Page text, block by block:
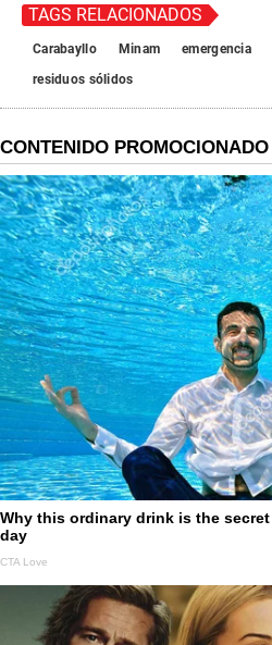
TAGS RELACIONADOS
Carabayllo Minam emergencia
residuos sólidos